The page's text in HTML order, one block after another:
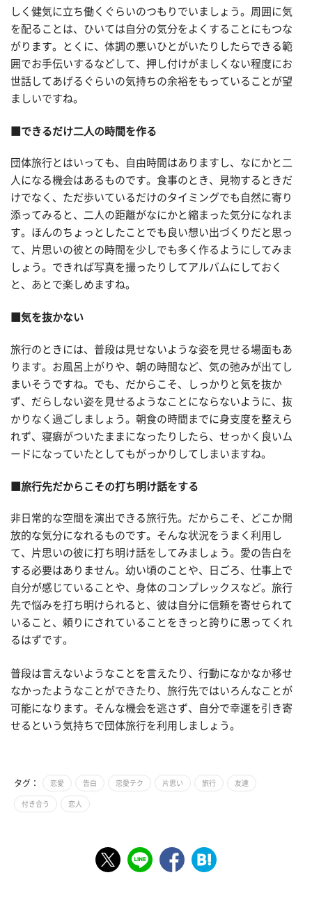
しく健気に立ち働くぐらいのつもりでいましょう。周囲に気
を配ることは、ひいては自分の気分をよくすることにもつな
がります。とくに、体調の悪いひとがいたりしたらできる範
囲でお手伝いするなどして、押し付けがましくない程度にお
世話してあげるぐらいの気持ちの余裕をもっていることが望
ましいですね。
■できるだけ二人の時間を作る
団体旅行とはいっても、自由時間はありますし、なにかと二
人になる機会はあるものです。食事のとき、見物するときだ
けでなく、ただ歩いているだけのタイミングでも自然に寄り
添ってみると、二人の距離がなにかと縮まった気分になれま
す。ほんのちょっとしたことでも良い想い出づくりだと思っ
て、片思いの彼との時間を少しでも多く作るようにしてみま
しょう。できれば写真を撮ったりしてアルバムにしておく
と、あとで楽しめますね。
■気を抜かない
旅行のときには、普段は見せないような姿を見せる場面もあ
ります。お風呂上がりや、朝の時間など、気の弛みが出てし
まいそうですね。でも、だからこそ、しっかりと気を抜か
ず、だらしない姿を見せるようなことにならないように、抜
かりなく過ごしましょう。朝食の時間までに身支度を整えら
れず、寝癖がついたままになったりしたら、せっかく良いム
ードになっていたとしてもがっかりしてしまいますね。
■旅行先だからこその打ち明け話をする
非日常的な空間を演出できる旅行先。だからこそ、どこか開
放的な気分になれるものです。そんな状況をうまく利用し
て、片思いの彼に打ち明け話をしてみましょう。愛の告白を
する必要はありません。幼い頃のことや、日ごろ、仕事上で
自分が感じていることや、身体のコンプレックスなど。旅行
先で悩みを打ち明けられると、彼は自分に信頼を寄せられて
いること、頼りにされていることをきっと誇りに思ってくれ
るはずです。
普段は言えないようなことを言えたり、行動になかなか移せ
なかったようなことができたり、旅行先ではいろんなことが
可能になります。そんな機会を逃さず、自分で幸運を引き寄
せるという気持ちで団体旅行を利用しましょう。
タグ： 恋愛 告白 恋愛テク 片思い 旅行 友達
付き合う 恋人